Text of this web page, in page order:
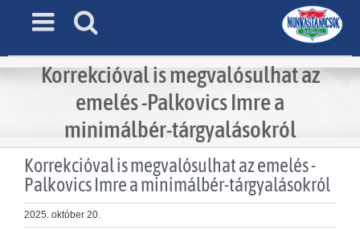
Korrekcióval is megvalósulhat az
emelés -Palkovics Imre a
minimálbér-tárgyalásokról
Korrekcióval is megvalósulhat az emelés -
Palkovics Imre a minimálbér-tárgyalásokról
2025. október 20.